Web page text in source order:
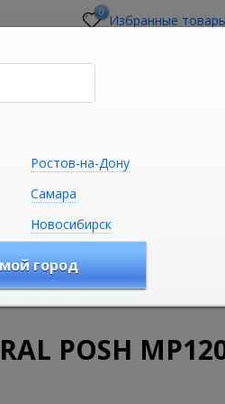
0 Избранные
Климатическая
для ванной
Решетки для
POSH
Ростов-на-Дону
Самара
Новосибирск
город